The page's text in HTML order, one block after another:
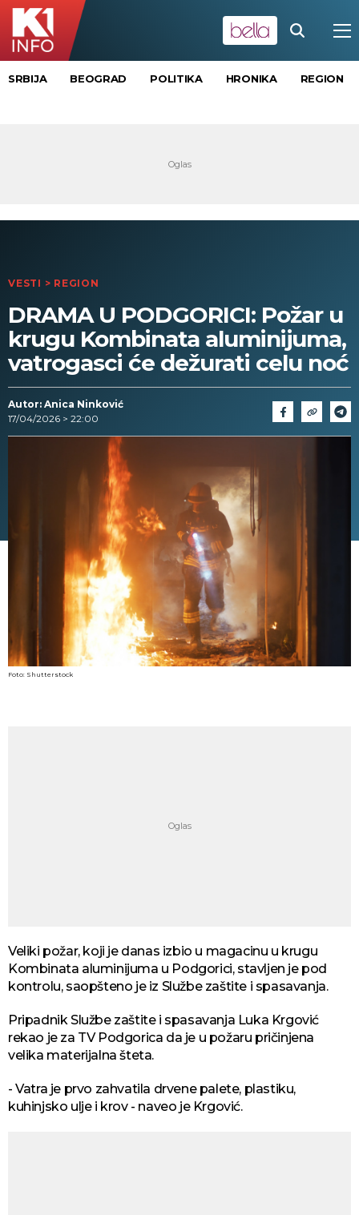
SRBIJA BEOGRAD POLITIKA HRONIKA REGION
VESTI > REGION
DRAMA U PODGORICI: Požar u
krugu Kombinata aluminijuma,
vatrogasci će dežurati celu noć
Autor: Anica Ninković
17/04/2026 > 22:00
Foto: Shutterstock
Veliki požar, koji je danas izbio u magacinu u krugu
Kombinata aluminijuma u Podgorici, stavljen je pod
kontrolu, saopšteno je iz Službe zaštite i spasavanja.
Pripadnik Službe zaštite i spasavanja Luka Krgović
rekao je za TV Podgorica da je u požaru pričinjena
velika materijalna šteta.
- Vatra je prvo zahvatila drvene palete, plastiku,
kuhinjsko ulje i krov - naveo je Krgović.